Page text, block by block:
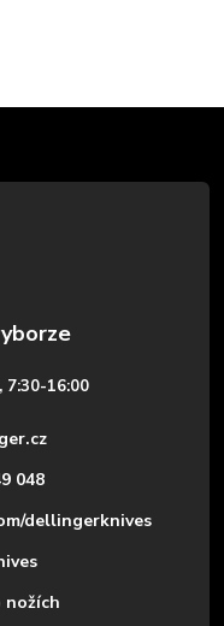
7:30-16:00
048
dellingerknives
nožích